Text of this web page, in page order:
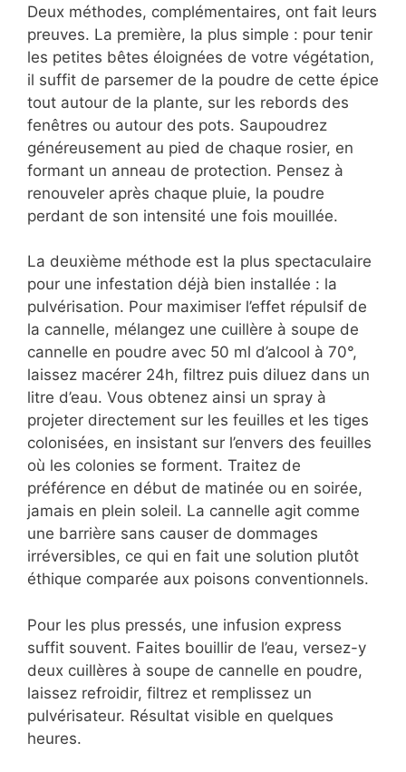
Deux méthodes, complémentaires, ont fait leurs
preuves. La première, la plus simple : pour tenir
les petites bêtes éloignées de votre végétation,
il suffit de parsemer de la poudre de cette épice
tout autour de la plante, sur les rebords des
fenêtres ou autour des pots. Saupoudrez
généreusement au pied de chaque rosier, en
formant un anneau de protection. Pensez à
renouveler après chaque pluie, la poudre
perdant de son intensité une fois mouillée.
La deuxième méthode est la plus spectaculaire
pour une infestation déjà bien installée : la
pulvérisation. Pour maximiser l’effet répulsif de
la cannelle, mélangez une cuillère à soupe de
cannelle en poudre avec 50 ml d’alcool à 70°,
laissez macérer 24h, filtrez puis diluez dans un
litre d’eau. Vous obtenez ainsi un spray à
projeter directement sur les feuilles et les tiges
colonisées, en insistant sur l’envers des feuilles
où les colonies se forment. Traitez de
préférence en début de matinée ou en soirée,
jamais en plein soleil. La cannelle agit comme
une barrière sans causer de dommages
irréversibles, ce qui en fait une solution plutôt
éthique comparée aux poisons conventionnels.
Pour les plus pressés, une infusion express
suffit souvent. Faites bouillir de l’eau, versez-y
deux cuillères à soupe de cannelle en poudre,
laissez refroidir, filtrez et remplissez un
pulvérisateur. Résultat visible en quelques
heures.